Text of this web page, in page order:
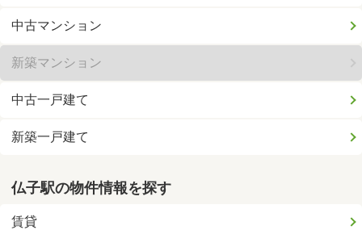
中古マンション
新築マンション
中古一戸建て
新築一戸建て
仏子駅の物件情報を探す
賃貸